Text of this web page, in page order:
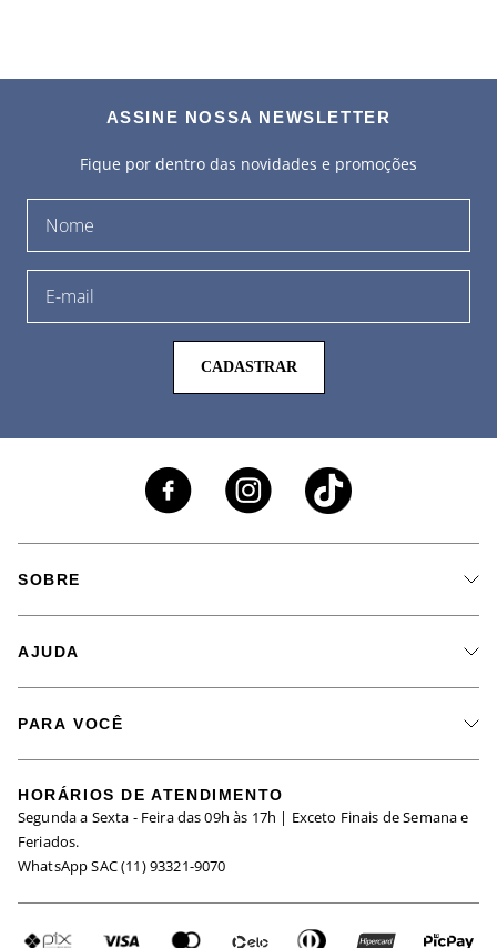
ASSINE NOSSA NEWSLETTER
Fique por dentro das novidades e promoções
CADASTRAR
SOBRE
Seja um Revendedor
Igualdade Salarial
Requisição de Dados
AJUDA
Minha Conta
Trocas
PARA VOCÊ
Maternidade
Seja um Afiliado
HORÁRIOS DE ATENDIMENTO
Segunda a Sexta - Feira das 09h às 17h | Exceto Finais de Semana e
Feriados.
WhatsApp SAC (11) 93321-9070